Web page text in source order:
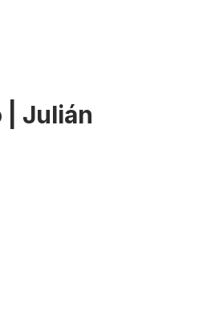
| Julián